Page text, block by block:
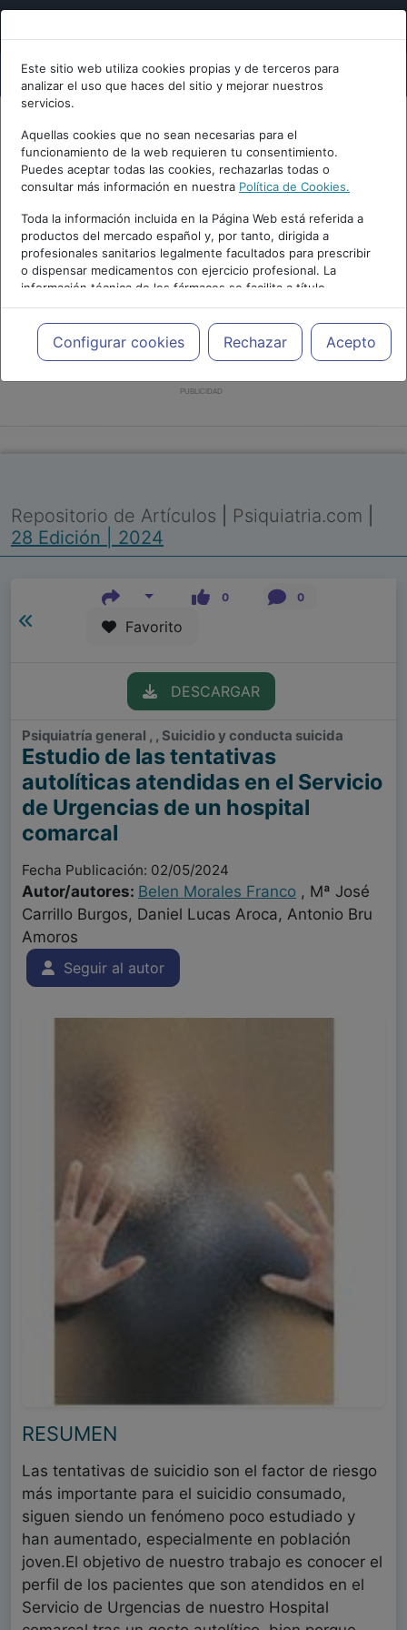
Este sitio web utiliza cookies propias y de terceros para
analizar el uso que haces del sitio y mejorar nuestros
servicios.
Aquellas cookies que no sean necesarias para el
funcionamiento de la web requieren tu consentimiento.
Puedes aceptar todas las cookies, rechazarlas todas o
consultar más información en nuestra Política de Cookies.
Toda la información incluida en la Página Web está referida a
productos del mercado español y, por tanto, dirigida a
profesionales sanitarios legalmente facultados para prescribir
o dispensar medicamentos con ejercicio profesional. La
información técnica de los fármacos se facilita a título
meramente informativo, siendo responsabilidad de los
profesionales facultados prescribir medicamentos y decidir, en
cada caso concreto, el tratamiento más adecuado a las
necesidades del paciente.
Configurar cookies Rechazar Acepto
PUBLICIDAD
Repositorio de Artículos Psiquiatria.com
28 Edición | 2024
0 0
Favorito
DESCARGAR
Psiquiatría general , , Suicidio y conducta suicida
Estudio de las tentativas
autolíticas atendidas en el Servicio
de Urgencias de un hospital
comarcal
Fecha Publicación: 02/05/2024
Autor/autores: Belen Morales Franco , Mª José
Carrillo Burgos, Daniel Lucas Aroca, Antonio Bru
Amoros
Seguir al autor
RESUMEN
Las tentativas de suicidio son el factor de riesgo
más importante para el suicidio consumado,
siguen siendo un fenómeno poco estudiado y
han aumentado, especialmente en población
joven.El objetivo de nuestro trabajo es conocer el
perfil de los pacientes que son atendidos en el
Servicio de Urgencias de nuestro Hospital